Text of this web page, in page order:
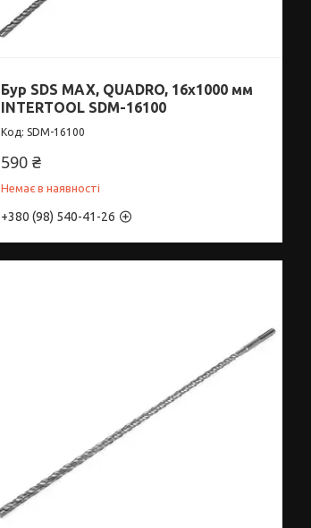
Бур SDS MAX, QUADRO, 16x1000 мм
INTERTOOL SDM-16100
SDM-16100
590 ₴
Немає в наявності
+380 (98) 540-41-26